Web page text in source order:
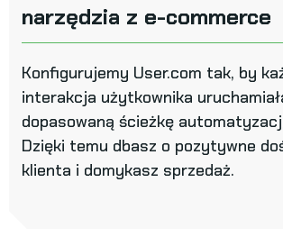
narzędzia z e-commerce
Konfigurujemy User.com tak, by
interakcja użytkownika
dopasowaną ścieżkę
Dzięki temu dbasz o pozytywne
klienta i domykasz sprzedaż.